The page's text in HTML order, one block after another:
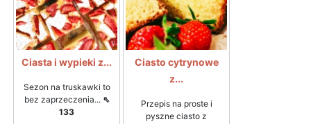
Ciasta i wypieki z...
Sezon na truskawki to
bez zaprzeczenia... ⇖
133
Ciasto cytrynowe
z...
Przepis na proste i
pyszne ciasto z